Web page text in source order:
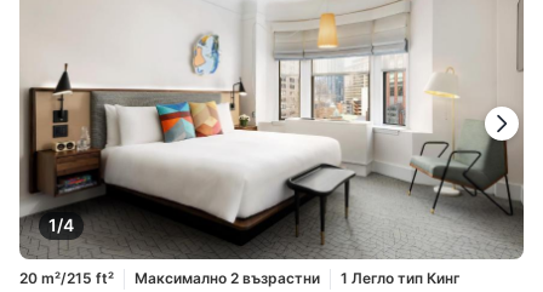
1/4
20 m²/215 ft² Максимално 2 възрастни
1 Легло тип Кинг